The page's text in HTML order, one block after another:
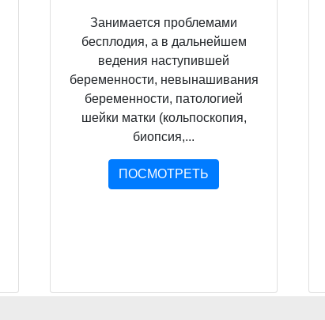
Занимается проблемами
бесплодия, а в дальнейшем
ведения наступившей
беременности, невынашивания
беременности, патологией
шейки матки (кольпоскопия,
биопсия,...
ПОСМОТРЕТЬ